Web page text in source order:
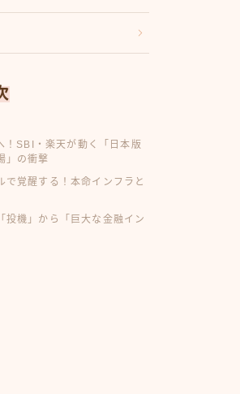
！SBI・楽天が動く「日本版
」の衝撃
で覚醒する！本命インフラと
投機」から「巨大な金融イン